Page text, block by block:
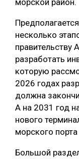
СОРТИРОВКА
СУШКА
МЕБЕЛЬНОЕ
морской район.
несколько
правительству
разработать
которую
2026 годах
должна
А на 2031 год
нового
морского
Большой